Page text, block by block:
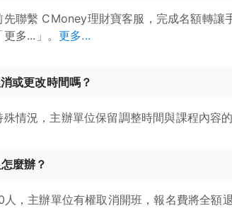
先聯繫 CMoney理財寶客服，完成名額轉
多...」。 更多...
或更改時間嗎？
情況，主辦單位保留調整時間與課程內容
麼辦？
，主辦單位有權取消開班，報名費將全額